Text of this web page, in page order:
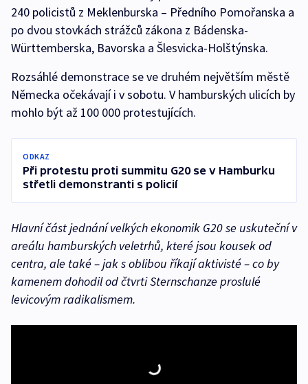
240 policistů z Meklenburska – Předního Pomořanska a
po dvou stovkách strážců zákona z Bádenska-
Württemberska, Bavorska a Šlesvicka-Holštýnska.
Rozsáhlé demonstrace se ve druhém největším městě
Německa očekávají i v sobotu. V hamburských ulicích by
mohlo být až 100 000 protestujících.
ODKAZ
Při protestu proti summitu G20 se v Hamburku
střetli demonstranti s policií
Hlavní část jednání velkých ekonomik G20 se uskuteční v
areálu hamburských veletrhů, které jsou kousek od
centra, ale také – jak s oblibou říkají aktivisté – co by
kamenem dohodil od čtvrti Sternschanze proslulé
levicovým radikalismem.